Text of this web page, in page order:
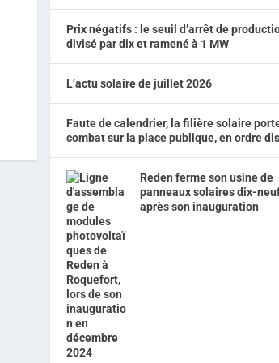
Prix négatifs : le seuil d’arrêt de
divisé par dix et ramené à 1 MW
L’actu solaire de juillet 2026
Faute de calendrier, la filière solaire
combat sur la place publique, en ordre
Reden ferme son usine de
panneaux solaires dix-
après son inauguration